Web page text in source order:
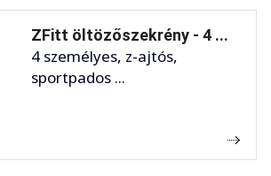
ZFitt öltözőszekrény - 4 ...
4 személyes, z-ajtós,
sportpados ...